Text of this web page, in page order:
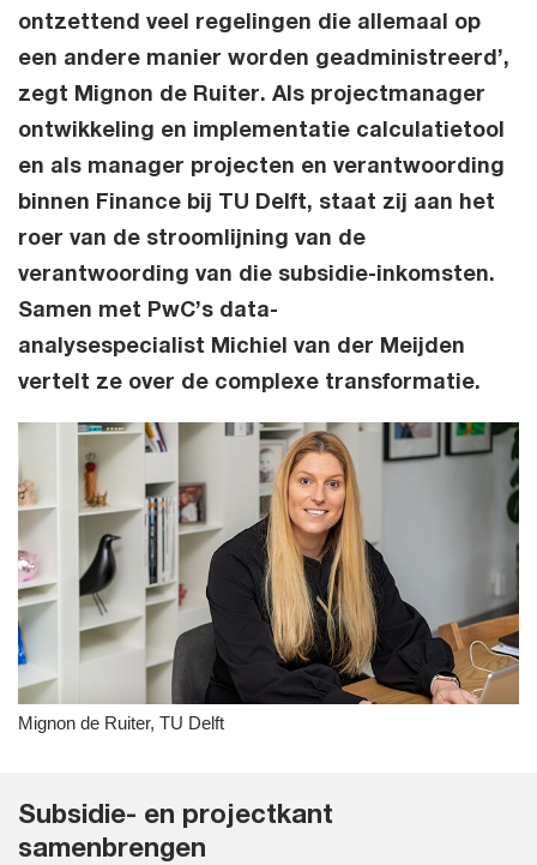
ontzettend veel regelingen die allemaal op
een andere manier worden geadministreerd’,
zegt Mignon de Ruiter. Als projectmanager
ontwikkeling en implementatie calculatietool
en als manager projecten en verantwoording
binnen Finance bij TU Delft, staat zij aan het
roer van de stroomlijning van de
verantwoording van die subsidie-inkomsten.
Samen met PwC’s data-
analysespecialist Michiel van der Meijden
vertelt ze over de complexe transformatie.
Mignon de Ruiter, TU Delft
Subsidie- en projectkant
samenbrengen